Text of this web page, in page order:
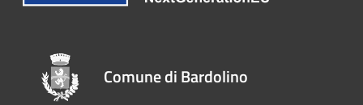
Comune di Bardolino